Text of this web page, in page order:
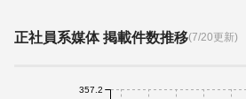
正社員系媒体 掲載件数推移(7/20更新)
357.2